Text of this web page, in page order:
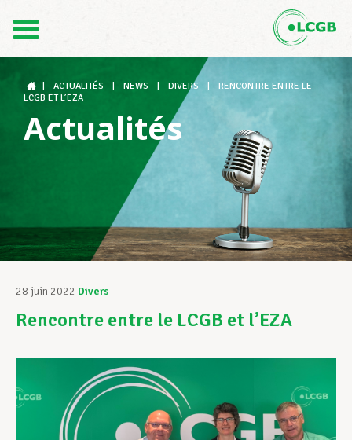
DE
Le LCGB
Structures syndicales
Assistance au Travail
Vos droits
Assistance en vie privée
ACTUALITÉS NEWS DIVERS
RENCONTRE ENTRE LE
LCGB ET L’EZA
Actualités
28 juin 2022 Divers
Rencontre entre le LCGB et l’EZA